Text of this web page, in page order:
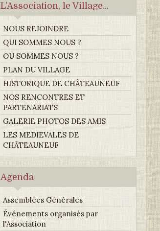
L'Association, le Village...
NOUS REJOINDRE
QUI SOMMES NOUS ?
OU SOMMES NOUS ?
PLAN DU VILLAGE
HISTORIQUE DE CHÂTEAUNEUF
NOS RENCONTRES ET
PARTENARIATS
GALERIE PHOTOS DES AMIS
LES MEDIEVALES DE
CHÂTEAUNEUF
Agenda
Assemblées Générales
Événements organisés par
l'Association